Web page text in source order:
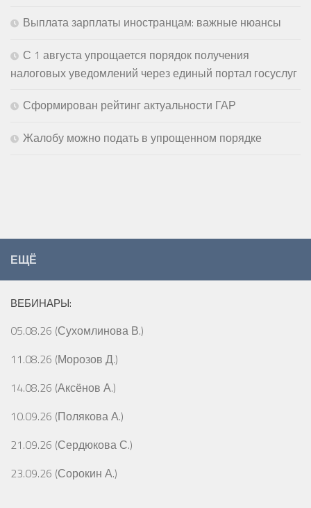
Выплата зарплаты иностранцам: важные нюансы
С 1 августа упрощается порядок получения
налоговых уведомлений через единый портал госуслуг
Сформирован рейтинг актуальности ГАР
Жалобу можно подать в упрощенном порядке
ЕЩЁ
ВЕБИНАРЫ:
05.08.26 (Сухомлинова В.)
11.08.26 (Морозов Д.)
14.08.26 (Аксёнов А.)
10.09.26 (Полякова А.)
21.09.26 (Сердюкова С.)
23.09.26 (Сорокин А.)